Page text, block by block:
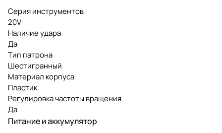
Серия инструментов
20V
Наличие удара
Да
Тип патрона
Шестигранный
Материал корпуса
Пластик
Регулировка частоты вращения
Да
Питание и аккумулятор